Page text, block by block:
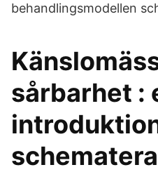
behandlingsmodellen
sårbarhet :